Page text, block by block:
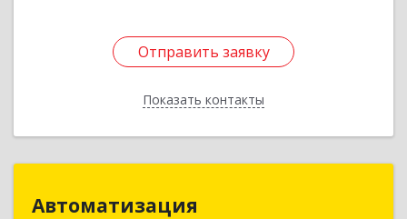
Отправить заявку
Показать контакты
Отправить заявку
Назад
Автоматизация